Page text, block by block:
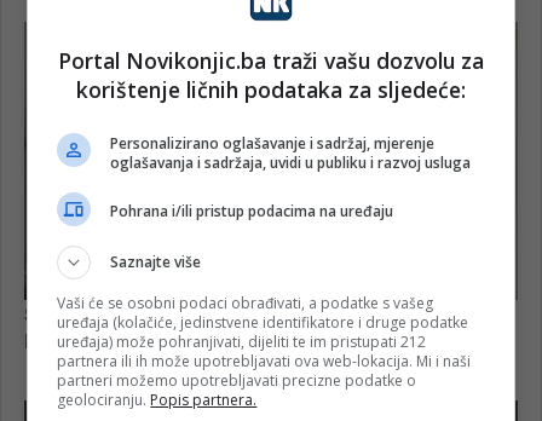
Portal Novikonjic.ba traži vašu dozvolu za
korištenje ličnih podataka za sljedeće:
Personalizirano oglašavanje i sadržaj, mjerenje
oglašavanja i sadržaja, uvidi u publiku i razvoj usluga
Pohrana i/ili pristup podacima na uređaju
Saznajte više
Vaši će se osobni podaci obrađivati, a podatke s vašeg
uređaja (kolačiće, jedinstvene identifikatore i druge podatke
uređaja) može pohranjivati, dijeliti te im pristupati 212
partnera ili ih može upotrebljavati ova web-lokacija. Mi i naši
partneri možemo upotrebljavati precizne podatke o
geolociranju. Popis partnera.